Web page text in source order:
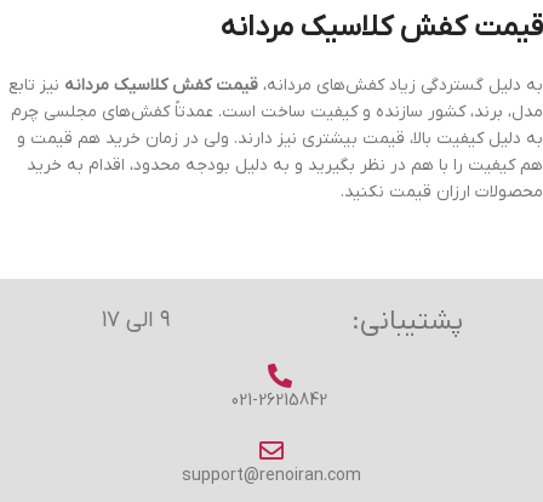
قیمت کفش کلاسیک مردانه
به دلیل گستردگی زیاد کفش‌های مردانه، قیمت‌ کفش کلاسیک مردانه نیز تابع
مدل، برند، کشور سازنده و کیفیت ساخت است. عمدتاً کفش‌های مجلسی چرم
به دلیل کیفیت بالا، قیمت بیشتری نیز دارند. ولی در زمان خرید هم قیمت و
هم کیفیت را با هم در نظر بگیرید و به دلیل بودجه محدود، اقدام به خرید
محصولات ارزان قیمت نکنید.
پشتیبانی: ۹ الی ۱۷
021-26215842
support@renoiran.com